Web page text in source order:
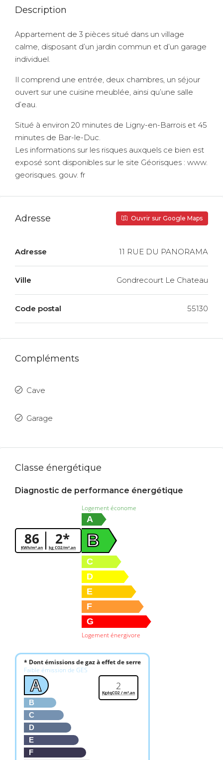
Description
Appartement de 3 pièces situé dans un village
calme, disposant d’un jardin commun et d’un garage
individuel.
Il comprend une entrée, deux chambres, un séjour
ouvert sur une cuisine meublée, ainsi qu’une salle
d’eau.
Situé à environ 20 minutes de Ligny-en-Barrois et 45
minutes de Bar-le-Duc.
Les informations sur les risques auxquels ce bien est
exposé sont disponibles sur le site Géorisques : www.
georisques. gouv. fr
Adresse Ouvrir sur Google Maps
Adresse 11 RUE DU PANORAMA
Ville Gondrecourt Le Chateau
Code postal 55130
Compléments
Cave
Garage
Classe énergétique
Diagnostic de performance énergétique
86
KWh/m².an 2*
kg CO2/m².an
Logement économe
A
B
C
D
E
F
G
Logement énergivore
* Dont émissions de gaz à effet de serre
Faible émission de GES
A
B
C
D
E
F
2
KgéqCO2 / m².an